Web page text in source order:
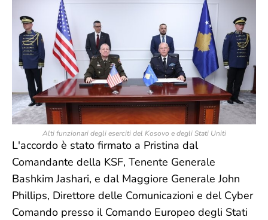
Alti funzionari degli eserciti del Kosovo e degli Stati Uniti
L'accordo è stato firmato a Pristina dal
Comandante della KSF, Tenente Generale
Bashkim Jashari, e dal Maggiore Generale John
Phillips, Direttore delle Comunicazioni e del Cyber
Comando presso il Comando Europeo degli Stati